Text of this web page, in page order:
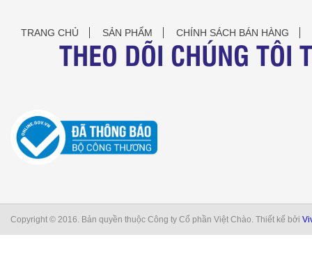
TRANG CHỦ SẢN PHẨM CHÍNH SÁCH BÁN HÀNG
THEO DÕI CHÚNG TÔI
Copyright © 2016. Bản quyền thuộc Công ty Cổ phần Việt Chào. Thiết kế bởi